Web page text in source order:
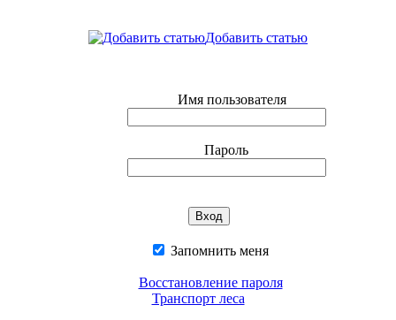
Добавить статью
Имя пользователя
Пароль
Запомнить меня
Восстановление пароля
Транспорт леса